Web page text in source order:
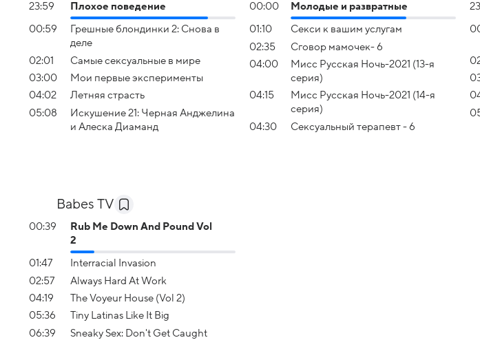
23:59 Плохое поведение
00:59
Грешные блондинки 2: Снова в
деле
02:01
Самые сексуальные в мире
03:00
Мои первые эксперименты
04:02
Летняя страсть
05:08
Искушение 21: Черная Анджелина
и Алеска Диаманд
00:00 Молодые и развратные
01:10
Секси к вашим услугам
02:35
Сговор мамочек- 6
04:00
Мисс Русская Ночь-2021 (13-я
серия)
04:15
Мисс Русская Ночь-2021 (14-я
серия)
04:30
Сексуальный терапевт - 6
Babes TV
00:39
Rub Me Down And Pound Vol
2
01:47
Interracial Invasion
02:57
Always Hard At Work
04:19
The Voyeur House (Vol 2)
05:36
Tiny Latinas Like It Big
06:39
Sneaky Sex: Don't Get Caught